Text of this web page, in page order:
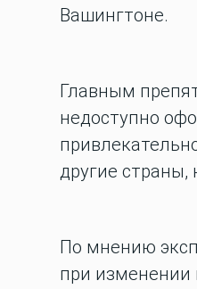
Вашингтоне.
Главным
недоступно
другие страны,
По мнению
при изменении